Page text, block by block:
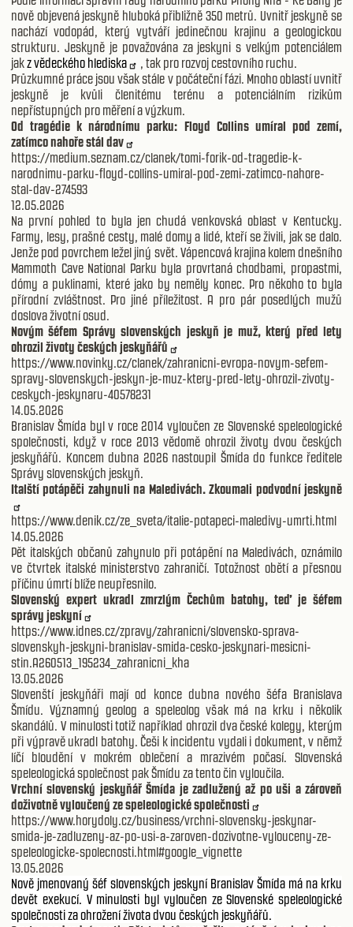
nově objevená jeskyně hluboká přibližně 350 metrů. Uvnitř jeskyně se
nachází vodopád, který vytváří jedinečnou krajinu a geologickou
strukturu. Jeskyně je považována za jeskyni s velkým potenciálem
jakz vědeckého hlediska
, tak pro rozvoj cestovního ruchu.
Průzkumné práce jsou však stále v počáteční fázi. Mnoho oblastí uvnitř
jeskyně je kvůli členitému terénu a potenciálním rizikům
nepřístupných pro měření a výzkum.
Od tragédie k národnímu parku: Floyd Collins umíral pod zemí,
zatímco nahoře stál dav
https://medium.seznam.cz/clanek/tomi-forik-od-tragedie-k-
narodnimu-parku-floyd-collins-umiral-pod-zemi-zatimco-nahore-
stal-dav-274593
12.05.2026
Na první pohled to byla jen chudá venkovská oblast v Kentucky.
Farmy, lesy, prašné cesty, malé domy a lidé, kteří se živili, jak se dalo.
Jenže pod povrchem ležel jiný svět. Vápencová krajina kolem dnešního
Mammoth Cave National Parku byla provrtaná chodbami, propastmi,
dómy a puklinami, které jako by neměly konec. Pro někoho to byla
přírodní zvláštnost. Pro jiné příležitost. A pro pár posedlých mužů
doslova životní osud.
Novým šéfem Správy slovenských jeskyň je muž, který před lety
ohrozil životy českých jeskyňářů
https://www.novinky.cz/clanek/zahranicni-evropa-novym-sefem-
spravy-slovenskych-jeskyn-je-muz-ktery-pred-lety-ohrozil-zivoty-
ceskych-jeskynaru-40578231
14.05.2026
Branislav Šmída byl v roce 2014 vyloučen ze Slovenské speleologické
společnosti, když v roce 2013 vědomě ohrozil životy dvou českých
jeskyňářů. Koncem dubna 2026 nastoupil Šmída do funkce ředitele
Správy slovenských jeskyň.
Italští potápěči zahynuli na Maledivách. Zkoumali podvodní jeskyně
https://www.denik.cz/ze_sveta/italie-potapeci-maledivy-umrti.html
14.05.2026
Pět italských občanů zahynulo při potápění na Maledivách, oznámilo
ve čtvrtek italské ministerstvo zahraničí. Totožnost obětí a přesnou
příčinu úmrtí blíže neupřesnilo.
Slovenský expert ukradl zmrzlým Čechům batohy, teď je šéfem
správy jeskyní
https://www.idnes.cz/zpravy/zahranicni/slovensko-sprava-
slovenskyh-jeskyni-branislav-smida-cesko-jeskynari-mesicni-
stin.A260513_195234_zahranicni_kha
13.05.2026
Slovenští jeskyňáři mají od konce dubna nového šéfa Branislava
Šmídu. Významný geolog a speleolog však má na krku i několik
skandálů. V minulosti totiž například ohrozil dva české kolegy, kterým
při výpravě ukradl batohy. Češi k incidentu vydali i dokument, v němž
líčí bloudění v mokrém oblečení a mrazivém počasí. Slovenská
speleologická společnost pak Šmídu za tento čin vyloučila.
Vrchní slovenský jeskyňář Šmída je zadlužený až po uši a zároveň
doživotně vyloučený ze speleologické společnosti
https://www.horydoly.cz/business/vrchni-slovensky-jeskynar-
smida-je-zadluzeny-az-po-usi-a-zaroven-dozivotne-vylouceny-ze-
speleologicke-spolecnosti.html#google_vignette
13.05.2026
Nově jmenovaný šéf slovenských jeskyní Branislav Šmída má na krku
devět exekucí. V minulosti byl vyloučen ze Slovenské speleologické
společnosti za ohrožení života dvou českých jeskyňářů.